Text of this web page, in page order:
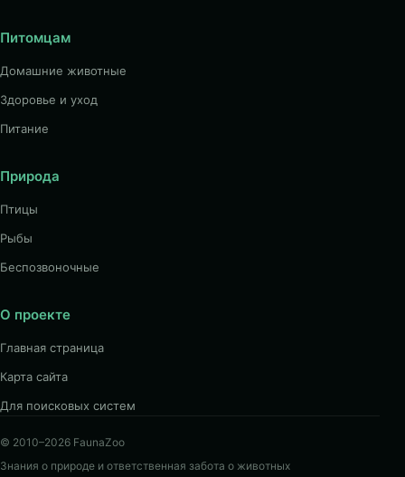
Питомцам
Домашние животные
Здоровье и уход
Питание
Природа
Птицы
Рыбы
Беспозвоночные
О проекте
Главная страница
Карта сайта
Для поисковых систем
© 2010–2026 FaunaZoo
Знания о природе и ответственная забота о животных